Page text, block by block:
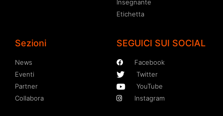
Insegnante
Etichetta
Sezioni
News
Eventi
Partner
Collabora
SEGUICI SUI SOCIAL
Facebook
Twitter
YouTube
Instagram